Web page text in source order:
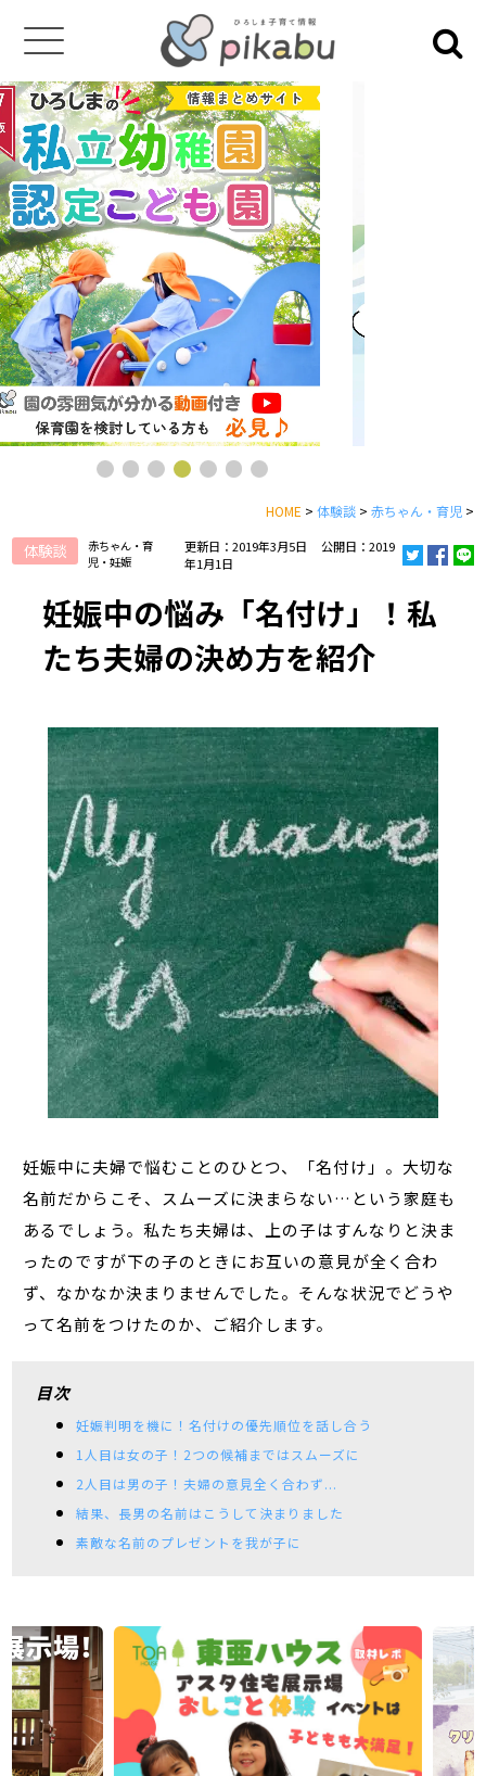
HOME > 体験談> 赤ちゃん・育児>
体験談
赤ちゃん・育
児・妊娠
更新日：2019年3月5日
公開日：2019
年1月1日
妊娠中の悩み「名付け」！私
たち夫婦の決め方を紹介
妊娠中に夫婦で悩むことのひとつ、「名付け」。大切な
名前だからこそ、スムーズに決まらない…という家庭も
あるでしょう。私たち夫婦は、上の子はすんなりと決ま
ったのですが下の子のときにお互いの意見が全く合わ
ず、なかなか決まりませんでした。そんな状況でどうや
って名前をつけたのか、ご紹介します。
目次
妊娠判明を機に！名付けの優先順位を話し合う
1人目は女の子！2つの候補まではスムーズに
2人目は男の子！夫婦の意見全く合わず...
結果、長男の名前はこうして決まりました
素敵な名前のプレゼントを我が子に